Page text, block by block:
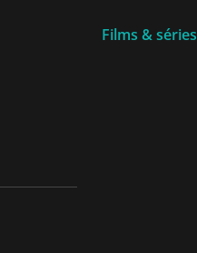
Films & séries